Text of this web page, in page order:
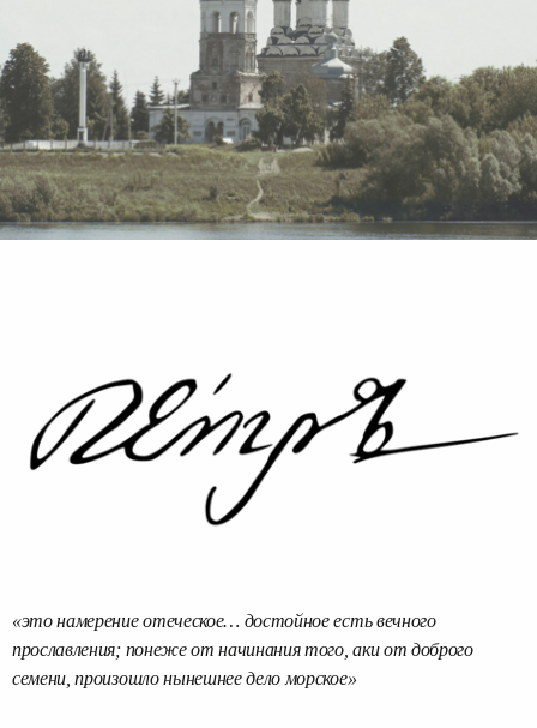
«это намерение отеческое… достойное есть вечного
прославления; понеже от начинания того, аки от доброго